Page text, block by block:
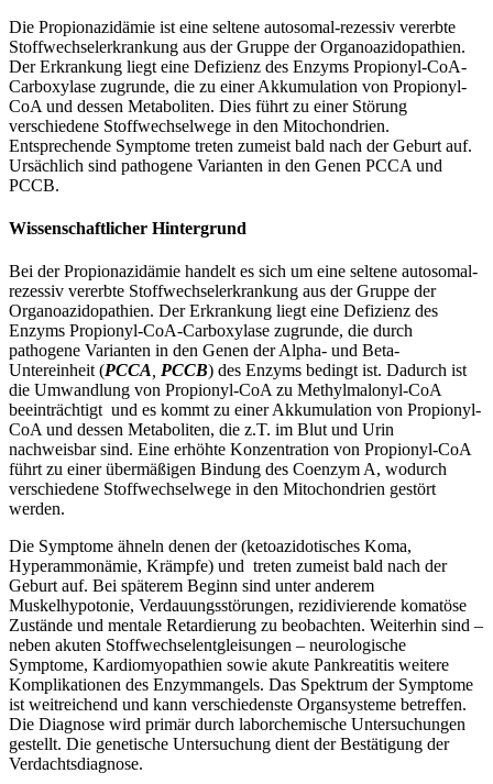
Die Propionazidämie ist eine seltene autosomal-rezessiv vererbte
Stoffwechselerkrankung aus der Gruppe der Organoazidopathien.
Der Erkrankung liegt eine Defizienz des Enzyms Propionyl-CoA-
Carboxylase zugrunde, die zu einer Akkumulation von Propionyl-
CoA und dessen Metaboliten. Dies führt zu einer Störung
verschiedene Stoffwechselwege in den Mitochondrien.
Entsprechende Symptome treten zumeist bald nach der Geburt auf.
Ursächlich sind pathogene Varianten in den Genen PCCA und
PCCB.
Wissenschaftlicher Hintergrund
Bei der Propionazidämie handelt es sich um eine seltene autosomal-
rezessiv vererbte Stoffwechselerkrankung aus der Gruppe der
Organoazidopathien. Der Erkrankung liegt eine Defizienz des
Enzyms Propionyl-CoA-Carboxylase zugrunde, die durch
pathogene Varianten in den Genen der Alpha- und Beta-
Untereinheit (PCCA, PCCB) des Enzyms bedingt ist. Dadurch ist
die Umwandlung von Propionyl-CoA zu Methylmalonyl-CoA
beeinträchtigt und es kommt zu einer Akkumulation von Propionyl-
CoA und dessen Metaboliten, die z.T. im Blut und Urin
nachweisbar sind. Eine erhöhte Konzentration von Propionyl-CoA
führt zu einer übermäßigen Bindung des Coenzym A, wodurch
verschiedene Stoffwechselwege in den Mitochondrien gestört
werden.
Die Symptome ähneln denen der(ketoazidotisches Koma,
Hyperammonämie, Krämpfe) und treten zumeist bald nach der
Geburt auf. Bei späterem Beginn sind unter anderem
Muskelhypotonie, Verdauungsstörungen, rezidivierende komatöse
Zustände und mentale Retardierung zu beobachten. Weiterhin sind –
neben akuten Stoffwechselentgleisungen – neurologische
Symptome, Kardiomyopathien sowie akute Pankreatitis weitere
Komplikationen des Enzymmangels. Das Spektrum der Symptome
ist weitreichend und kann verschiedenste Organsysteme betreffen.
Die Diagnose wird primär durch laborchemische Untersuchungen
gestellt. Die genetische Untersuchung dient der Bestätigung der
Verdachtsdiagnose.